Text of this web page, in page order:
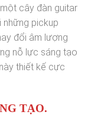
cây đàn guitar
những pickup
đổi âm lượng
nỗ lực sáng tạo
thiết kế cực
TẠO.